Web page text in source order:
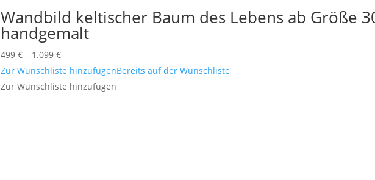
Wandbild keltischer Baum des Lebens ab Größe
handgemalt
499 € – 1.099 €Preisspanne:
499 €
bis
Zur Wunschliste hinzufügenBereits auf der Wunschliste
Zur Wunschliste hinzufügen